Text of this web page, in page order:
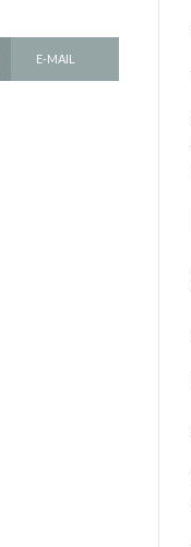
E-MAIL